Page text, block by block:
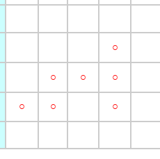
○
○ ○ ○
○ ○ ○